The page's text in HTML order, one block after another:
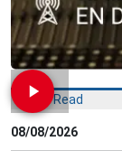
Most Read
08/08/2026